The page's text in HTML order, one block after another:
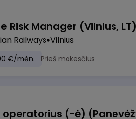
Risk Manager (Vilnius, LT)
Railways Vilnius
€/mėn. Prieš mokesčius